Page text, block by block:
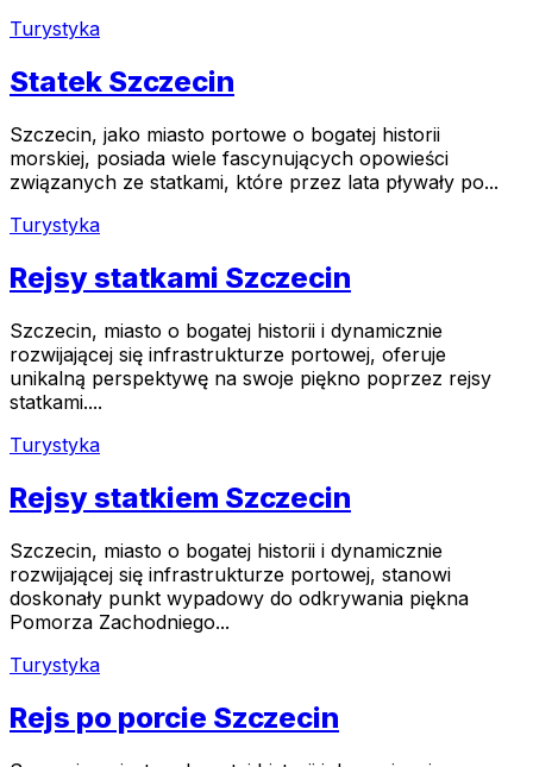
Turystyka
Statek Szczecin
Szczecin, jako miasto portowe o bogatej historii
morskiej, posiada wiele fascynujących opowieści
związanych ze statkami, które przez lata pływały po...
Turystyka
Rejsy statkami Szczecin
Szczecin, miasto o bogatej historii i dynamicznie
rozwijającej się infrastrukturze portowej, oferuje
unikalną perspektywę na swoje piękno poprzez rejsy
statkami....
Turystyka
Rejsy statkiem Szczecin
Szczecin, miasto o bogatej historii i dynamicznie
rozwijającej się infrastrukturze portowej, stanowi
doskonały punkt wypadowy do odkrywania piękna
Pomorza Zachodniego...
Turystyka
Rejs po porcie Szczecin